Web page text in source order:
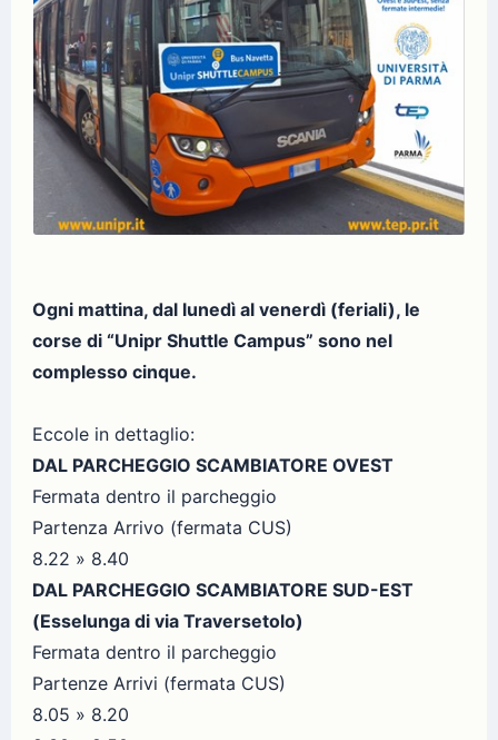
Ogni mattina, dal lunedì al venerdì (feriali), le
corse di “Unipr Shuttle Campus” sono nel
complesso cinque.
Eccole in dettaglio:
DAL PARCHEGGIO SCAMBIATORE OVEST
Fermata dentro il parcheggio
Partenza Arrivo (fermata CUS)
8.22 » 8.40
DAL PARCHEGGIO SCAMBIATORE SUD-EST
(Esselunga di via Traversetolo)
Fermata dentro il parcheggio
Partenze Arrivi (fermata CUS)
8.05 » 8.20